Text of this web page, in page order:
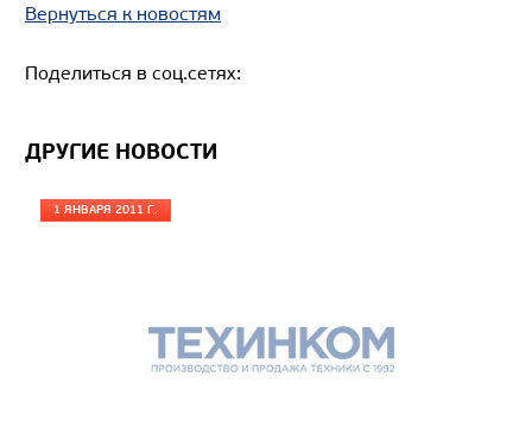
Вернуться к новостям
Поделиться в соц.сетях:
ДРУГИЕ НОВОСТИ
1 ЯНВАРЯ 2011 Г.